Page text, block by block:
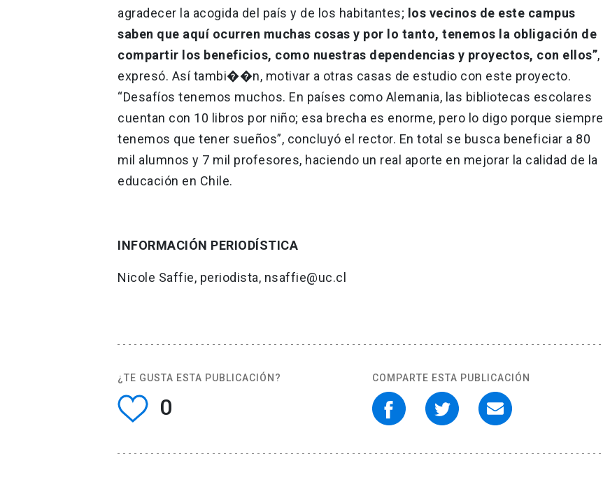
agradecer la acogida del país y de los habitantes; los vecinos de este campus
saben que aquí ocurren muchas cosas y por lo tanto, tenemos la obligación de
compartir los beneficios, como nuestras dependencias y proyectos, con ellos”,
expresó. Así tambi��n, motivar a otras casas de estudio con este proyecto.
“Desafíos tenemos muchos. En países como Alemania, las bibliotecas escolares
cuentan con 10 libros por niño; esa brecha es enorme, pero lo digo porque siempre
tenemos que tener sueños”, concluyó el rector. En total se busca beneficiar a 80
mil alumnos y 7 mil profesores, haciendo un real aporte en mejorar la calidad de la
educación en Chile.
INFORMACIÓN PERIODÍSTICA
Nicole Saffie, periodista, nsaffie@uc.cl
¿TE GUSTA ESTA PUBLICACIÓN?
0
COMPARTE ESTA PUBLICACIÓN